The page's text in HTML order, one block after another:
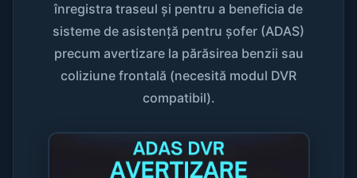
înregistra traseul și pentru a beneficia de
sisteme de asistență pentru șofer (ADAS)
precum avertizare la părăsirea benzii sau
coliziune frontală (necesită modul DVR
compatibil).